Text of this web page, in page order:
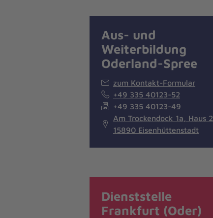
Aus- und
Weiterbildung
Oderland-Spree
zum Kontakt-Formular
+49 335 40123-52
+49 335 40123-49
Am Trockendock 1a, Haus 2
15890 Eisenhüttenstadt
Dienststelle
Frankfurt (Oder)